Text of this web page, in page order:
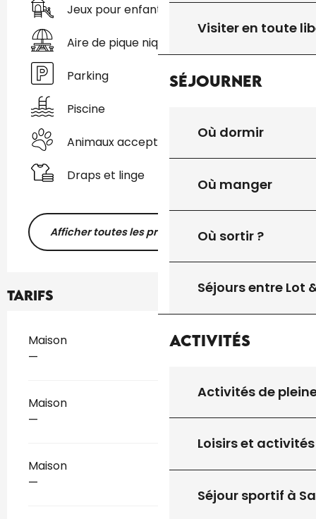
Visiter en toute
Séjourner
Où dormir
Où manger
Où sortir ?
Séjours entre Lot
Activités
Activités de
Loisirs et activités
Séjour sportif à
Jeux pour enfants / Espace jeux
Aire de pique nique
Parking
Piscine
Animaux acceptés
Draps et linge
Afficher toutes les prestations
Tarifs
Tarifs 2026
Maison
—
Maison
—
Maison
—